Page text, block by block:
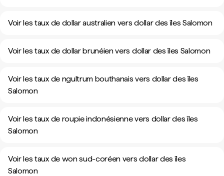
Voir les taux de dollar australien vers dollar des îles Salomon
Voir les taux de dollar brunéien vers dollar des îles Salomon
Voir les taux de ngultrum bouthanais vers dollar des îles
Salomon
Voir les taux de roupie indonésienne vers dollar des îles
Salomon
Voir les taux de won sud-coréen vers dollar des îles
Salomon